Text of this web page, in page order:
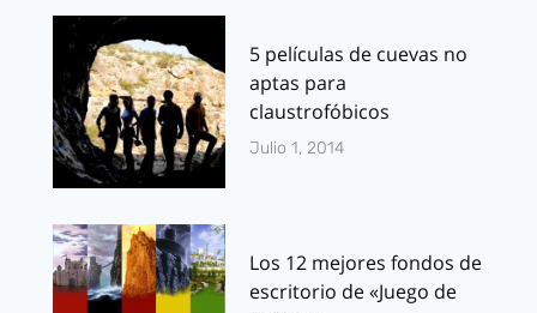
5 películas de cuevas no
aptas para
claustrofóbicos
Julio 1, 2014
Los 12 mejores fondos de
escritorio de «Juego de